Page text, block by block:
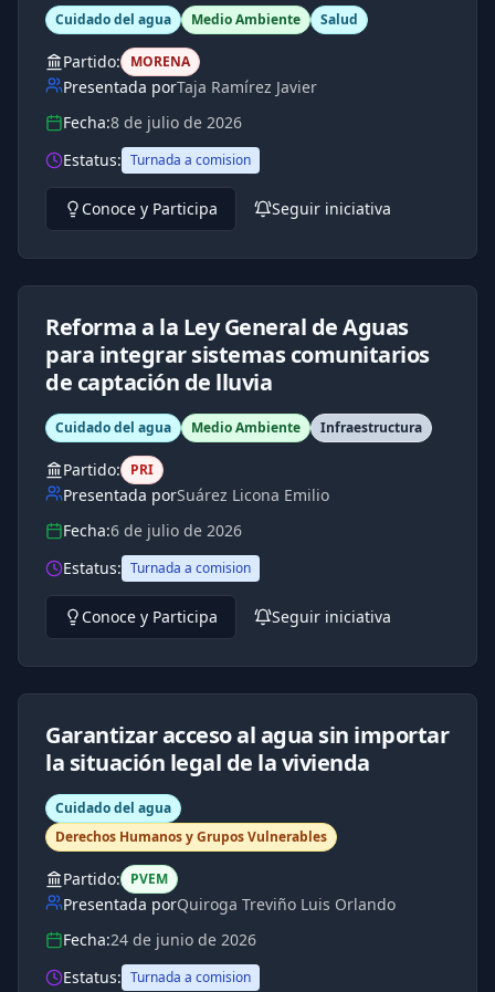
Cuidado del agua Medio Ambiente Salud
Partido: MORENA
Presentada porTaja Ramírez Javier
Fecha:8 de julio de 2026
Estatus: Turnada a comision
Conoce y Participa Seguir iniciativa
Reforma a la Ley General de Aguas
para integrar sistemas comunitarios
de captación de lluvia
Cuidado del agua Medio Ambiente Infraestructura
Partido: PRI
Presentada porSuárez Licona Emilio
Fecha:6 de julio de 2026
Estatus: Turnada a comision
Conoce y Participa Seguir iniciativa
Garantizar acceso al agua sin importar
la situación legal de la vivienda
Cuidado del agua
Derechos Humanos y Grupos Vulnerables
Partido: PVEM
Presentada porQuiroga Treviño Luis Orlando
Fecha:24 de junio de 2026
Estatus: Turnada a comision